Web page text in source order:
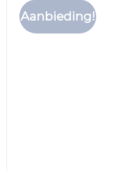
Aanbieding!